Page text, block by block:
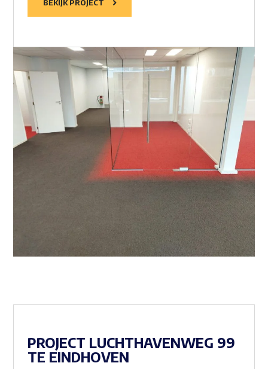
BEKIJK PROJECT
PROJECT LUCHTHAVENWEG 99
TE EINDHOVEN